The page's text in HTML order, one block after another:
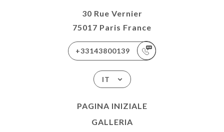
30 Rue Vernier
75017 Paris France
+33143800139
IT
PAGINA INIZIALE
GALLERIA